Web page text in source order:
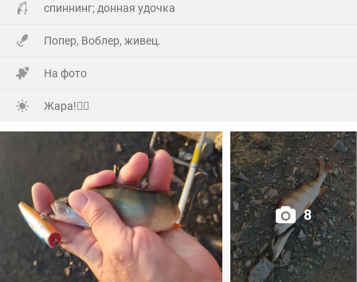
точного адреса (потому как первый раз приехали)по
навигатору, полвосьмого утра уже сигналили под
А мы уже с ночи начали отмечать и легли уже часа в
Но я был очень рад их приезду!🤗
Много добрых слов было сказано, конечно подарков,ну
и выпито (Самсона) немало!🫣
спиннинг; донная удочка
Попер, Воблер, живец.
На фото
Жара!🙂‍↕️
8